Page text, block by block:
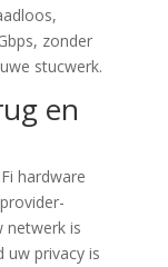
zonder
stucwerk.
en
hardware
netwerk is
uw privacy is